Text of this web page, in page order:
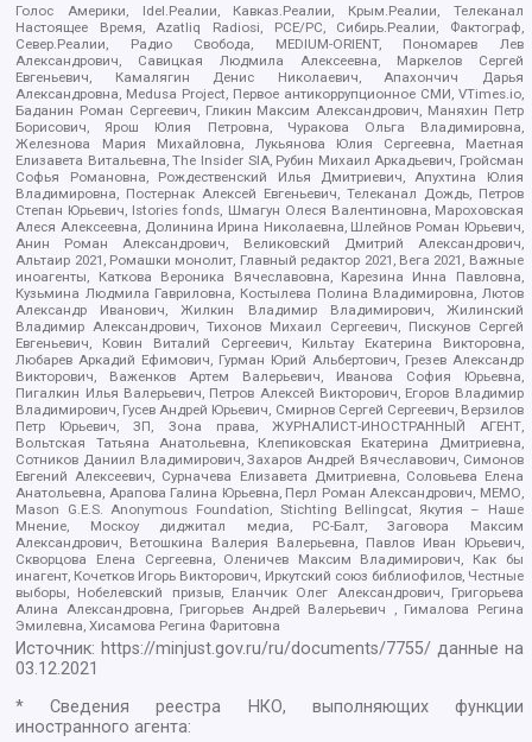
Голос Америки, Idel.Реалии, Кавказ.Реалии, Крым.Реалии, Телеканал
Настоящее Время, Azatliq Radiosi, PCE/PC, Сибирь.Реалии, Фактограф,
Север.Реалии, Радио Свобода, MEDIUM-ORIENT, Пономарев Лев
Александрович, Савицкая Людмила Алексеевна, Маркелов Сергей
Евгеньевич, Камалягин Денис Николаевич, Апахончич Дарья
Александровна, Medusa Project, Первое антикоррупционное СМИ, VTimes.io,
Баданин Роман Сергеевич, Гликин Максим Александрович, Маняхин Петр
Борисович, Ярош Юлия Петровна, Чуракова Ольга Владимировна,
Железнова Мария Михайловна, Лукьянова Юлия Сергеевна, Маетная
Елизавета Витальевна, The Insider SIA, Рубин Михаил Аркадьевич, Гройсман
Софья Романовна, Рождественский Илья Дмитриевич, Апухтина Юлия
Владимировна, Постернак Алексей Евгеньевич, Телеканал Дождь, Петров
Степан Юрьевич, Istories fonds, Шмагун Олеся Валентиновна, Мароховская
Алеся Алексеевна, Долинина Ирина Николаевна, Шлейнов Роман Юрьевич,
Анин Роман Александрович, Великовский Дмитрий Александрович,
Альтаир 2021, Ромашки монолит, Главный редактор 2021, Вега 2021, Важные
иноагенты, Каткова Вероника Вячеславовна, Карезина Инна Павловна,
Кузьмина Людмила Гавриловна, Костылева Полина Владимировна, Лютов
Александр Иванович, Жилкин Владимир Владимирович, Жилинский
Владимир Александрович, Тихонов Михаил Сергеевич, Пискунов Сергей
Евгеньевич, Ковин Виталий Сергеевич, Кильтау Екатерина Викторовна,
Любарев Аркадий Ефимович, Гурман Юрий Альбертович, Грезев Александр
Викторович, Важенков Артем Валерьевич, Иванова София Юрьевна,
Пигалкин Илья Валерьевич, Петров Алексей Викторович, Егоров Владимир
Владимирович, Гусев Андрей Юрьевич, Смирнов Сергей Сергеевич, Верзилов
Петр Юрьевич, ЗП, Зона права, ЖУРНАЛИСТ-ИНОСТРАННЫЙ АГЕНТ,
Вольтская Татьяна Анатольевна, Клепиковская Екатерина Дмитриевна,
Сотников Даниил Владимирович, Захаров Андрей Вячеславович, Симонов
Евгений Алексеевич, Сурначева Елизавета Дмитриевна, Соловьева Елена
Анатольевна, Арапова Галина Юрьевна, Перл Роман Александрович, МЕМО,
Mason G.E.S. Anonymous Foundation, Stichting Bellingcat, Якутия – Наше
Мнение, Москоу диджитал медиа, РС-Балт, Заговора Максим
Александрович, Ветошкина Валерия Валерьевна, Павлов Иван Юрьевич,
Скворцова Елена Сергеевна, Оленичев Максим Владимирович, Как бы
инагент, Кочетков Игорь Викторович, Иркутский союз библиофилов, Честные
выборы, Нобелевский призыв, Еланчик Олег Александрович, Григорьева
Алина Александровна, Григорьев Андрей Валерьевич , Гималова Регина
Эмилевна, Хисамова Регина Фаритовна
Источник: https://minjust.gov.ru/ru/documents/7755/ данные на
03.12.2021
* Сведения реестра НКО, выполняющих функции
иностранного агента: